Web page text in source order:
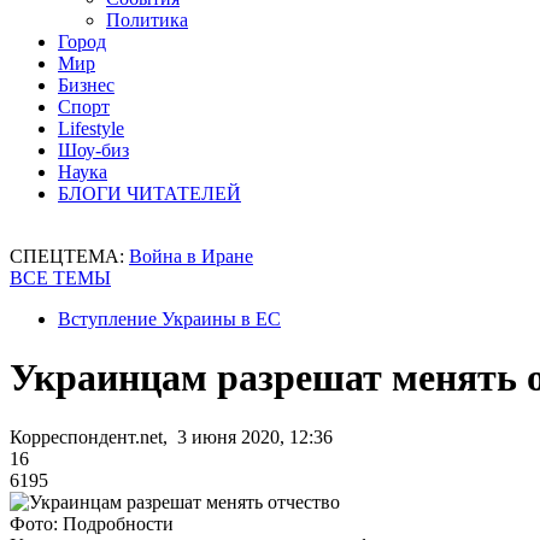
Политика
Город
Мир
Бизнес
Спорт
Lifestyle
Шоу-биз
Наука
БЛОГИ ЧИТАТЕЛЕЙ
СПЕЦТЕМА: Война в Иране
ВСЕ ТЕМЫ
Вступление Украины в ЕС
Украинцам разрешат менять
Корреспондент.net, 3 июня 2020, 12:36
16
6195
Фото: Подробности